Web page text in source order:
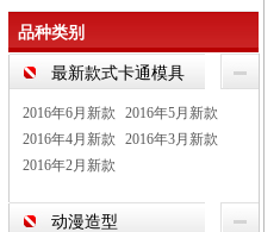
品种类别
最新款式卡通模具
2016年6月新款
2016年5月新款
2016年4月新款
2016年3月新款
2016年2月新款
动漫造型